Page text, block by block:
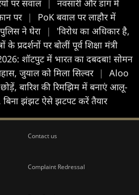
पर सवाल |
नवसारी और डांग में
पर |
PoK बवाल पर लाहौर में
ने घेरा
|
'विरोध का अधिकार है,
प्रदर्शनों पर बोलीं पूर्व शिक्षा मंत्री
शॉटपुट में भारत का दबदबा! सोमन
जुयाल को मिला सिल्वर |
Aloo
बारिश की रिमझिम में बनाएं आलू-
बिना झंझट ऐसे झटपट करें तैयार
Contact us
Complaint Redressal